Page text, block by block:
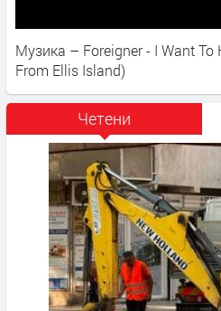
Музика – Foreigner - I Want To Know What Love Is (Live
From Ellis Island)
Четени